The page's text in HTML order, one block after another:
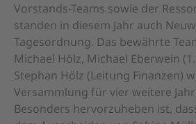
Start
Vorstands-Teams sowie der
standen in diesem Jahr auch
Tagesordnung. Das bewährte
Michael Hölz, Michael Eberwein
Stephan Hölz (Leitung Finanzen)
Versammlung für vier weitere
Besonders hervorzuheben ist,